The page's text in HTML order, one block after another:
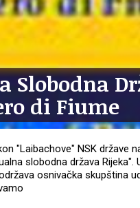
Slobodna
di Fiume
"Laibachove" NSK države
slobodna država Rijeka".
osnivačka skupština